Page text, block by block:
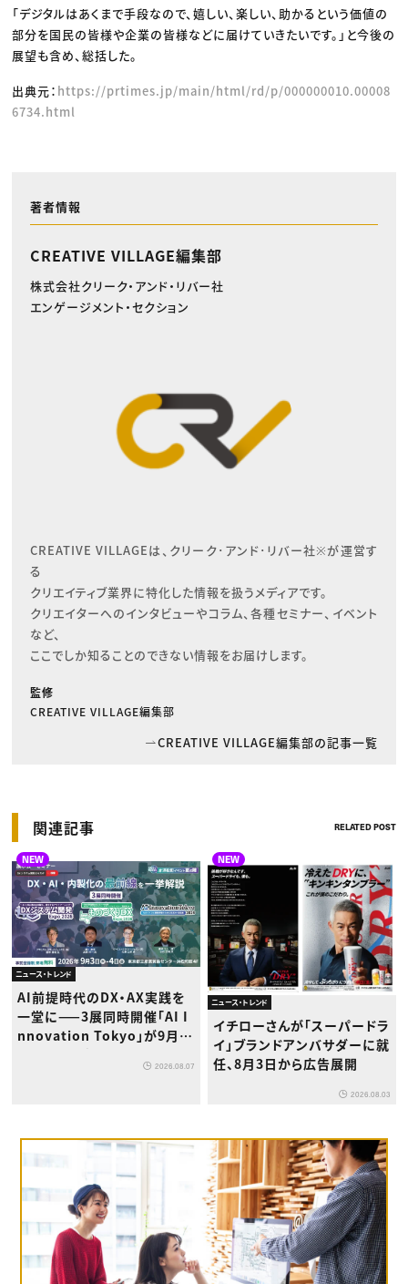
「デジタルはあくまで手段なので、嬉しい、楽しい、助かるという価値の
部分を国民の皆様や企業の皆様などに届けていきたいです。」と今後の
展望も含め、総括した。
出典元： https://prtimes.jp/main/html/rd/p/000000010.00008
6734.html
著者情報
CREATIVE VILLAGE編集部
株式会社クリーク・アンド・リバー社
エンゲージメント・セクション
CREATIVE VILLAGEは、クリーク･アンド･リバー社※が運営す
る
クリエイティブ業界に特化した情報を扱うメディアです。
クリエイターへのインタビューやコラム、各種セミナー、イベント
など、
ここでしか知ることのできない情報をお届けします。
監修
CREATIVE VILLAGE編集部
CREATIVE VILLAGE編集部の記事一覧
関連記事 RELATED POST
NEW
ニュース・トレンド
AI前提時代のDX・AX実践を
一堂に——3展同時開催「AI I
nnovation Tokyo」が9月浜
2026.08.07
NEW
ニュース・トレンド
イチローさんが「スーパードラ
イ」ブランドアンバサダーに就
任、8月3日から広告展開
2026.08.03